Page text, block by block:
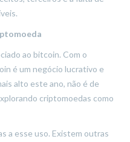
ao bitcoin. Com o
é um negócio lucrativo e
alto este ano, não é de
criptomoedas como
a esse uso. Existem outras